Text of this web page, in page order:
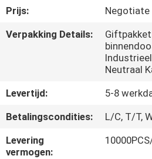
CONTACTEER
ONS
SITEMAP
Prijs:
Negotiate
Verpakking Details:
Neutraal
Levertijd:
5-8
Betalingscondities:
L/C, T/T,
Levering
vermogen: